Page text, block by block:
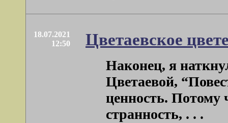
18.07.2021
12:50
Цветаевское
Наконец, я
Цветаевой,
ценность. Потому
странность, . . .